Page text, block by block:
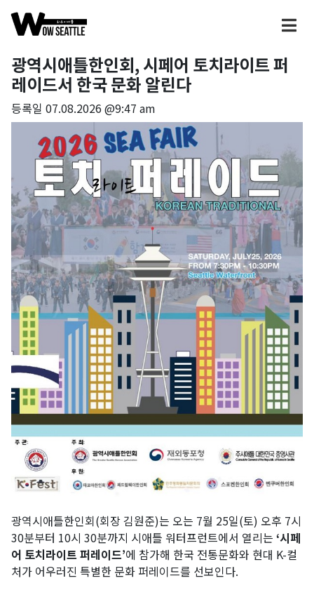
광역시애틀한인회, 시페어 토치라이트 퍼
레이드서 한국 문화 알린다
등록일 07.08.2026 @9:47 am
광역시애틀한인회(회장 김원준)는 오는 7월 25일(토) 오후 7시
30분부터 10시 30분까지 시애틀 워터프런트에서 열리는 ‘시페
어 토치라이트 퍼레이드’에 참가해 한국 전통문화와 현대 K-컬
처가 어우러진 특별한 문화 퍼레이드를 선보인다.